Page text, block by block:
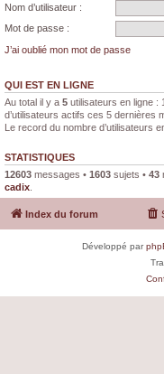
Nom d’utilisateur :
Mot de passe :
J’ai oublié mon mot de passe
QUI EST EN LIGNE
Au total il y a 5 utilisateurs en ligne :
d’utilisateurs actifs ces 5 dernières
Le record du nombre d’utilisateurs
STATISTIQUES
12603 messages • 1603 sujets • 43
cadix
Index du forum
Développé par